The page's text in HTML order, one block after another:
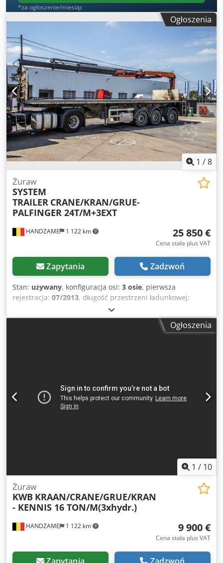
*za ogłoszenie/miesiąc
Ogłoszenia
1 /8
HANDZAME 1 122 km
Żuraw
SYSTEM
TRAILER CRANE/KRAN/GRUE-
PALFINGER 24T/M+3EXT
25 850 €
Cena stała plus VAT
Zapytania Zadzwoń
Stan: używany, konfiguracja osi: 3 osie, pierwsza
rejestracja: 07/2013, długość przestrzeni ładunkowej:
, szerokość przestrzeni ładunkowej:
wysokość przestrzeni ładunkowej:1 500 mm, zawieszenie:
, rozstaw osi:1 300
PALFINGER PK 24001 Dcsdpfjuc D Uaex Adhsk
Ogłoszenia
1 / 10
HANDZAME 1 122 km
Żuraw
KWB KRAAN/CRANE/GRUE/KRAN
- KENNIS 16 TON/M(3xhydr.)
9 900 €
Cena stała plus VAT